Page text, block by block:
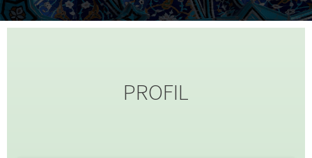
PROFIL